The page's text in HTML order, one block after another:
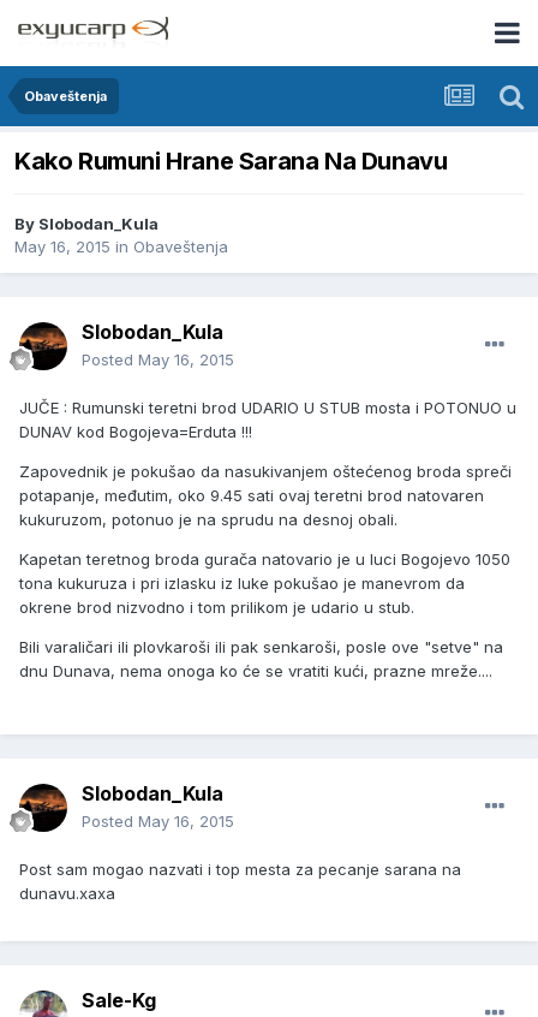
Obaveštenja
Kako Rumuni Hrane Sarana Na Dunavu
By Slobodan_Kula
May 16, 2015 in Obaveštenja
Slobodan_Kula
Posted May 16, 2015
JUČE : Rumunski teretni brod UDARIO U STUB mosta i POTONUO u
DUNAV kod Bogojeva=Erduta !!!
Zapovednik je pokušao da nasukivanjem oštećenog broda spreči
potapanje, međutim, oko 9.45 sati ovaj teretni brod natovaren
kukuruzom, potonuo je na sprudu na desnoj obali.
Kapetan teretnog broda gurača natovario je u luci Bogojevo 1050
tona kukuruza i pri izlasku iz luke pokušao je manevrom da
okrene brod nizvodno i tom prilikom je udario u stub.
Bili varaličari ili plovkaroši ili pak senkaroši, posle ove "setve" na
dnu Dunava, nema onoga ko će se vratiti kući, prazne mreže....
Slobodan_Kula
Posted May 16, 2015
Post sam mogao nazvati i top mesta za pecanje sarana na
dunavu.xaxa
Sale-Kg